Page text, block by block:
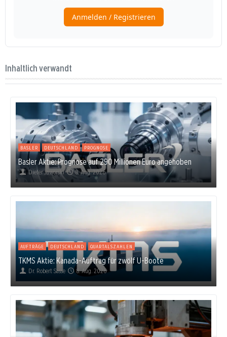
Inhaltlich verwandt
BASLER DEUTSCHLAND PROGNOSE
Basler Aktie: Prognose auf 290 Millionen Euro angehoben
Dieter Jaworski 8. Aug. 2026
AUFTRÄGE DEUTSCHLAND QUARTALSZAHLEN
TKMS Aktie: Kanada-Auftrag für zwölf U-Boote
Dr. Robert Sasse 8. Aug. 2026